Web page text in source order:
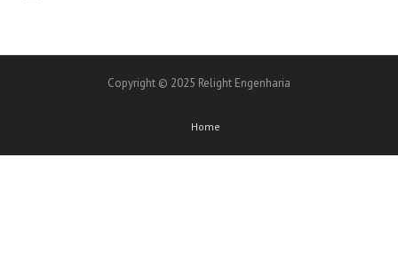
Copyright © 2025 Relight Engenharia
Home